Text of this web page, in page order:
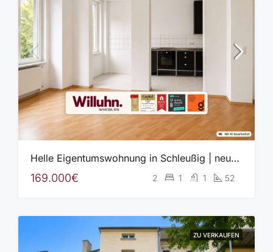
Helle Eigentumswohnung in Schleußig | neue Heizung (2023) | Aufzug | EBK | idyllischer Innenhof
169.000€ 2 1 1 52
ZU VERKAUFEN